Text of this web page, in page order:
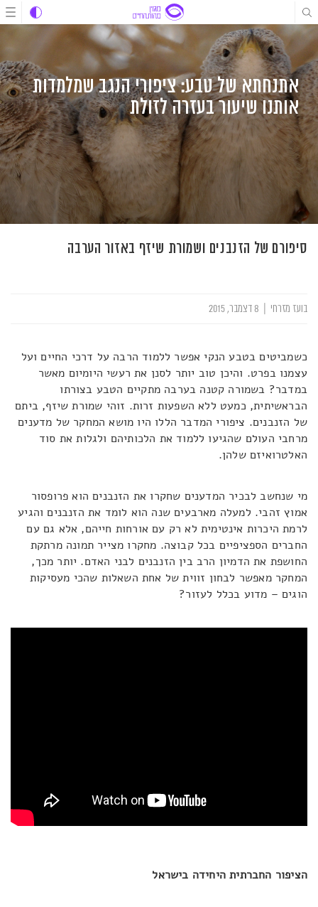
דלג
לתוכן
דלג
לתוכן
דלג
לניווט
אתנחתא של טבע: ציפורי הנגב שמלמדות
אותנו שיעור בעזרה לזולת
סיפורם של הזנבנים ושמורת שיזף באזור הערבה
בועז מזרחי
כשמביטים בטבע הנקי אפשר ללמוד הרבה על דרכי החיים ועל
עצמנו בפרט. והיכן טוב יותר לסנן את רעשי היומיום מאשר
במדבר? בשמורה קטנה בערבה מתקיים הטבע בצורתו
הבראשיתית, כמעט ללא השפעות זרות. זוהי שמורת שיזף, ביתם
של הזנבנים. ציפורי המדבר הללו היו מושא המחקר של מדענים
מרחבי העולם שהגיעו ללמוד את הלכותיהם ולגלות את סוד
האלטרואיזם שלהן.
מי שנחשב לבכיר המדענים שחקרו את הזנבנים הוא פרופסור
אמוץ זהבי. למעלה מארבעים שנה הוא לומד את הזנבנים והגיע
לרמת היכרות אינטימית לא רק עם אורחות חייהם, אלא גם עם
החברים הספציפיים בכל קבוצה. מחקרו מצייר תמונה מרתקת
החושפת את הדמיון הרב בין הזנבנים לבני האדם. יותר מכך,
המחקר מאפשר לבחון זווית של אחת השאלות שהכי מעסיקות
הוגים – מדוע בכלל לעזור?
הציפור החברתית היחידה בישראל